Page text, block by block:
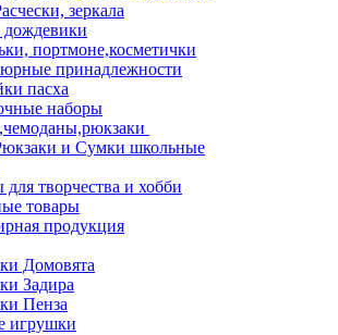
зеркала
портмоне,косметички
принадлежности
пасха
наборы
и Сумки школьные
для творчества и хобби
товары
продукция
Домовята
Задира
Пенза
игрушки